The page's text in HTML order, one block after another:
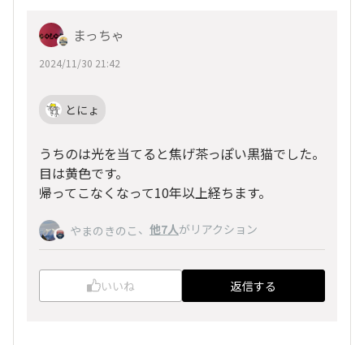
まっちゃ
2024/11/30 21:42
とにょ
うちのは光を当てると焦げ茶っぽい黒猫でした。
目は黄色です。
帰ってこなくなって10年以上経ちます。
やまのきのこ 、 他7人がリアクション
いいね 返信する